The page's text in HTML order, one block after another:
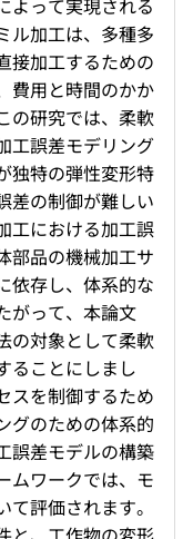
よって実現される
ル加工は、多種多
接加工するための
費用と時間のかか
の研究では、柔軟
工誤差モデリング
独特の弾性変形特
差の制御が難しい
工における加工誤
部品の機械加工サ
依存し、体系的な
がって、本論文
の対象として柔軟
ることにしまし
スを制御するため
グのための体系的
誤差モデルの構築
ムワークでは、モ
評価されます。